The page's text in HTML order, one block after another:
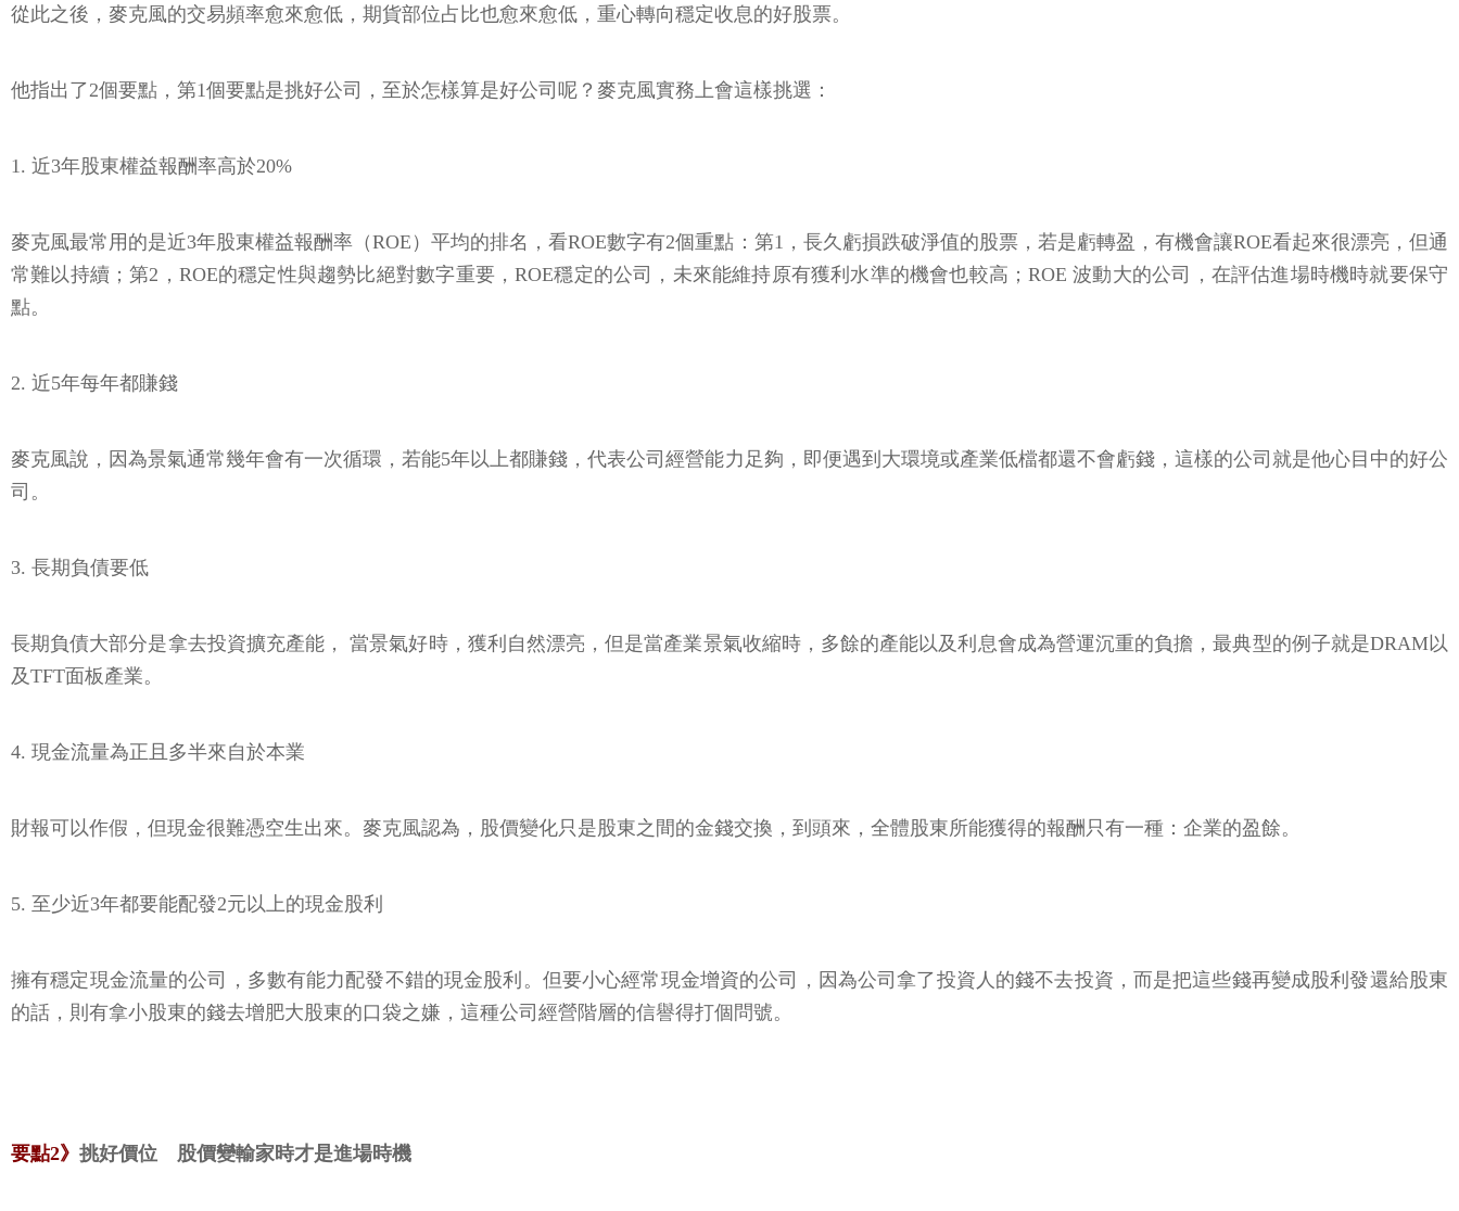
從此之後，麥克風的交易頻率愈來愈低，期貨部位占比也愈來愈低，重心轉向穩定收息的好股票。
他指出了2個要點，第1個要點是挑好公司，至於怎樣算是好公司呢？麥克風實務上會這樣挑選：
1. 近3年股東權益報酬率高於20%
麥克風最常用的是近3年股東權益報酬率（ROE）平均的排名，看ROE數字有2個重點：第1，長久虧損跌破淨值的股票，若是虧轉盈，有機會讓ROE看起來很漂亮，但通
常難以持續；第2，ROE的穩定性與趨勢比絕對數字重要，ROE穩定的公司，未來能維持原有獲利水準的機會也較高；ROE 波動大的公司，在評估進場時機時就要保守
點。
2. 近5年每年都賺錢
麥克風說，因為景氣通常幾年會有一次循環，若能5年以上都賺錢，代表公司經營能力足夠，即便遇到大環境或產業低檔都還不會虧錢，這樣的公司就是他心目中的好公
司。
3. 長期負債要低
長期負債大部分是拿去投資擴充產能， 當景氣好時，獲利自然漂亮，但是當產業景氣收縮時，多餘的產能以及利息會成為營運沉重的負擔，最典型的例子就是DRAM以
及TFT面板產業。
4. 現金流量為正且多半來自於本業
財報可以作假，但現金很難憑空生出來。麥克風認為，股價變化只是股東之間的金錢交換，到頭來，全體股東所能獲得的報酬只有一種：企業的盈餘。
5. 至少近3年都要能配發2元以上的現金股利
擁有穩定現金流量的公司，多數有能力配發不錯的現金股利。但要小心經常現金增資的公司，因為公司拿了投資人的錢不去投資，而是把這些錢再變成股利發還給股東
的話，則有拿小股東的錢去增肥大股東的口袋之嫌，這種公司經營階層的信譽得打個問號。
要點2》 挑好價位 股價變輸家時才是進場時機